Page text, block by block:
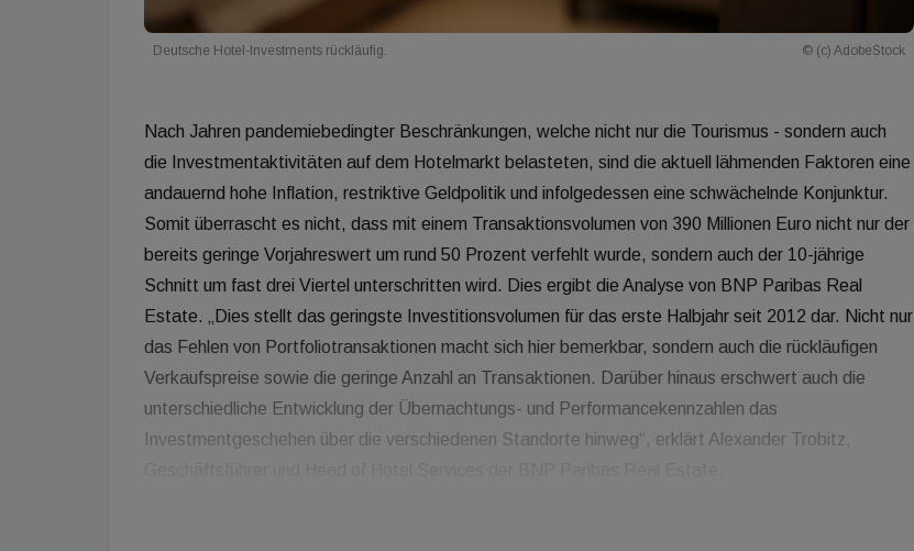
Deutsche Hotel-Investments rückläufig. © (c) AdobeStock
Nach Jahren pandemiebedingter Beschränkungen, welche nicht nur die Tourismus - sondern auch
die Investmentaktivitäten auf dem Hotelmarkt belasteten, sind die aktuell lähmenden Faktoren eine
andauernd hohe Inflation, restriktive Geldpolitik und infolgedessen eine schwächelnde Konjunktur.
Somit überrascht es nicht, dass mit einem Transaktionsvolumen von 390 Millionen Euro nicht nur der
bereits geringe Vorjahreswert um rund 50 Prozent verfehlt wurde, sondern auch der 10-jährige
Schnitt um fast drei Viertel unterschritten wird. Dies ergibt die Analyse von BNP Paribas Real
Estate. „Dies stellt das geringste Investitionsvolumen für das erste Halbjahr seit 2012 dar. Nicht nur
das Fehlen von Portfoliotransaktionen macht sich hier bemerkbar, sondern auch die rückläufigen
Verkaufspreise sowie die geringe Anzahl an Transaktionen. Darüber hinaus erschwert auch die
unterschiedliche Entwicklung der Übernachtungs- und Performancekennzahlen das
Investmentgeschehen über die verschiedenen Standorte hinweg“, erklärt Alexander Trobitz,